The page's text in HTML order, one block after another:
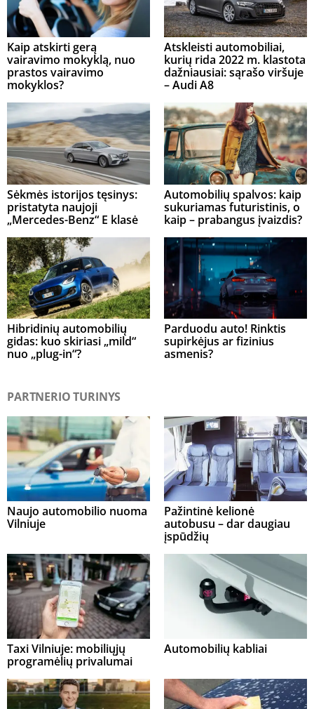
Kaip atskirti gerą
vairavimo mokyklą, nuo
prastos vairavimo
mokyklos?
Atskleisti automobiliai,
kurių rida 2022 m. klastota
dažniausiai: sąrašo viršuje
– Audi A8
Sėkmės istorijos tęsinys:
pristatyta naujoji
„Mercedes-Benz“ E klasė
Automobilių spalvos: kaip
sukuriamas futuristinis, o
kaip – prabangus įvaizdis?
Hibridinių automobilių
gidas: kuo skiriasi „mild“
nuo „plug-in“?
Parduodu auto! Rinktis
supirkėjus ar fizinius
asmenis?
PARTNERIO TURINYS
Naujo automobilio nuoma
Vilniuje
Pažintinė kelionė
autobusu – dar daugiau
įspūdžių
Taxi Vilniuje: mobiliųjų
programėlių privalumai
Automobilių kabliai